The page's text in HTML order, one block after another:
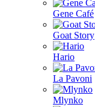
Gene Café
Goat Story
Hario
La Pavoni
Mlynko